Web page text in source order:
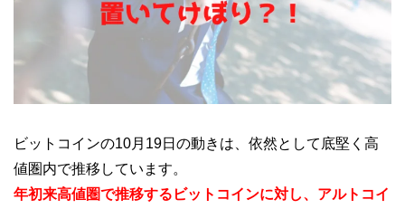
ビットコインの10月19日の動きは、依然として底堅く高
値圏内で推移しています。
年初来高値圏で推移するビットコインに対し、アルトコイ